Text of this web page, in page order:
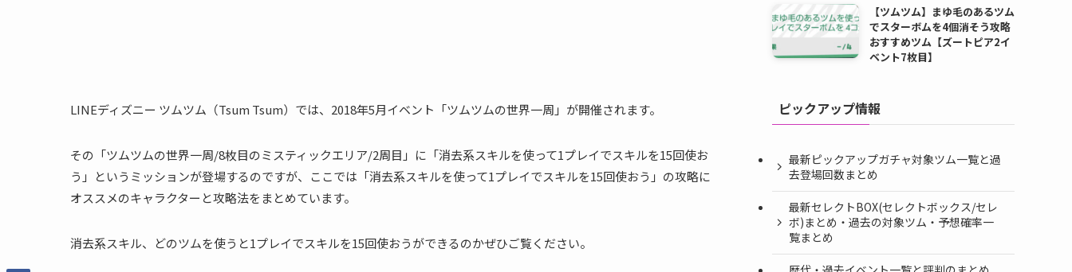
LINEディズニー ツムツム（Tsum Tsum）では、2018年5月イベント「ツムツムの世界一周」が開催されます。
その「ツムツムの世界一周/8枚目のミスティックエリア/2周目」に「消去系スキルを使って1プレイでスキルを15回使お
う」というミッションが登場するのですが、ここでは「消去系スキルを使って1プレイでスキルを15回使おう」の攻略に
オススメのキャラクターと攻略法をまとめています。
消去系スキル、どのツムを使うと1プレイでスキルを15回使おうができるのかぜひご覧ください。
【ツムツム】まゆ毛のあるツム
でスターボムを4個消そう攻略
おすすめツム【ズートピア2イ
ベント7枚目】
ピックアップ情報
最新ピックアップガチャ対象ツム一覧と過
去登場回数まとめ
最新セレクトBOX(セレクトボックス/セレ
ボ)まとめ・過去の対象ツム・予想確率一
覧まとめ